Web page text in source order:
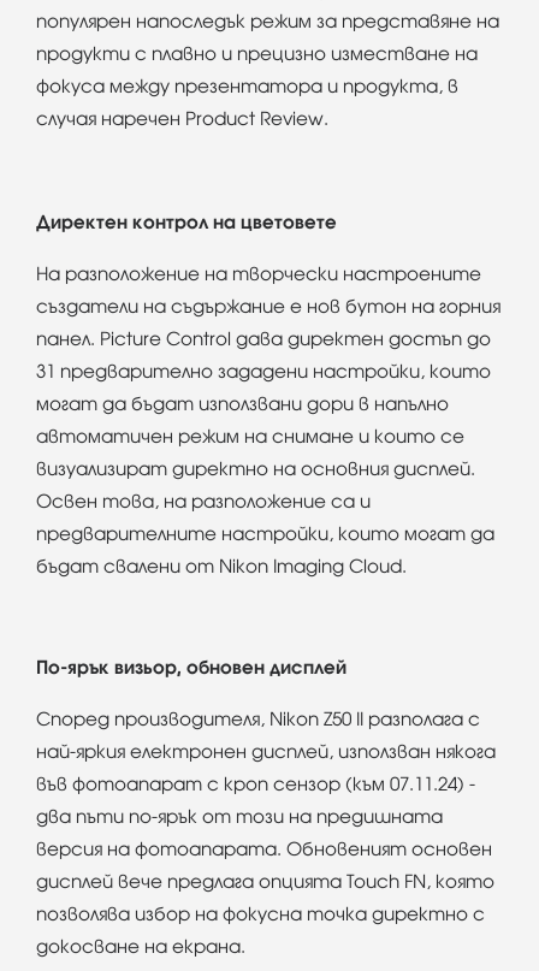
популярен напоследък режим за представяне на
продукти с плавно и прецизно изместване на
фокуса между презентатора и продукта, в
случая наречен Product Review.
Директен контрол на цветовете
На разположение на творчески настроените
създатели на съдържание е нов бутон на горния
панел. Picture Control дава директен достъп до
31 предварително зададени настройки, които
могат да бъдат използвани дори в напълно
автоматичен режим на снимане и които се
визуализират директно на основния дисплей.
Освен това, на разположение са и
предварителните настройки, които могат да
бъдат свалени от Nikon Imaging Cloud.
По-ярък визьор, обновен дисплей
Според производителя, Nikon Z50 II разполага с
най-яркия електронен дисплей, използван някога
във фотоапарат с кроп сензор (към 07.11.24) -
два пъти по-ярък от този на предишната
версия на фотоапарата. Обновеният основен
дисплей вече предлага опцията Touch FN, която
позволява избор на фокусна точка директно с
докосване на екрана.